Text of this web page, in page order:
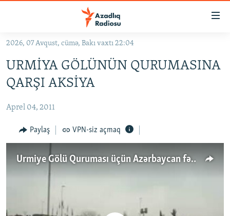
Əsas
qayıt
Əsas
naviqasiyaya
qayıt
KORRUPSIOMETR
#ƏSLINDƏ
FƏRQƏ BAX
ARAŞDIRMA
2026, 07 Avqust, cümə, Bakı vaxtı 22:04
URMİYA GÖLÜNÜN QURUMASINA
QARŞI AKSİYA
Aprel 04, 2011
Paylaş VPN-siz açmaq
Urmiye Gölü Quruması üçün Azərbaycan fəallarinin etirazları